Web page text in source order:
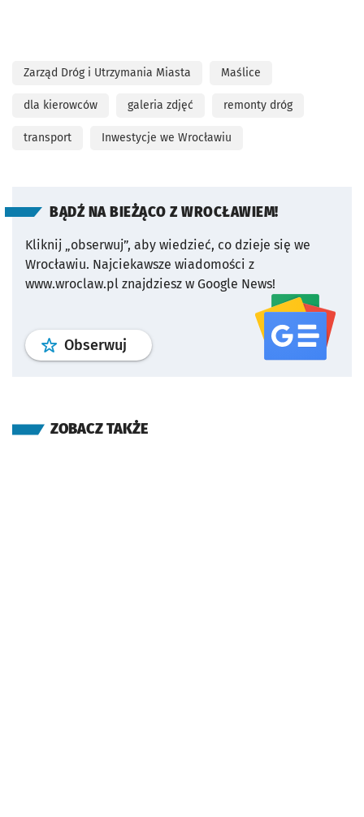
Zarząd Dróg i Utrzymania Miasta Maślice
dla kierowców galeria zdjęć remonty dróg
transport Inwestycje we Wrocławiu
BĄDŹ NA BIEŻĄCO Z WROCŁAWIEM!
Kliknij „obserwuj”, aby wiedzieć, co dzieje się we
Wrocławiu. Najciekawsze wiadomości z
www.wroclaw.pl znajdziesz w Google News!
Obserwuj profil serwisu
ZOBACZ TAKŻE